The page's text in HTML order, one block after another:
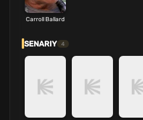
Carroll Ballard
SENARIY 4